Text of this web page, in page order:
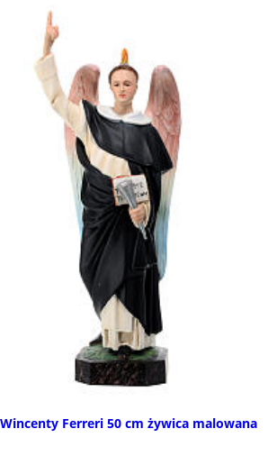
Ferreri 50 cm żywica malowana